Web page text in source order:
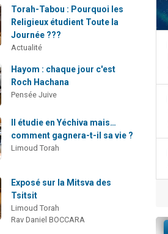
Torah-Tabou : Pourquoi les
Religieux étudient Toute la
Journée ???
Actualité
Hayom : chaque jour c'est
Roch Hachana
Pensée Juive
Il étudie en Yéchiva mais…
comment gagnera-t-il sa vie ?
Limoud Torah
Exposé sur la Mitsva des
Tsitsit
Limoud Torah
Rav Daniel BOCCARA